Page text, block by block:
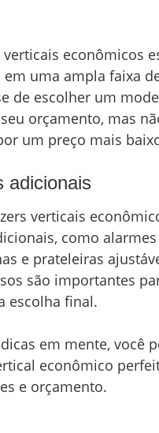
verticais econômicos
uma ampla faixa
de escolher um
orçamento, mas
um preço mais
adicionais
verticais
como
e prateleiras
são importantes
escolha final.
em mente, você
econômico
e orçamento.